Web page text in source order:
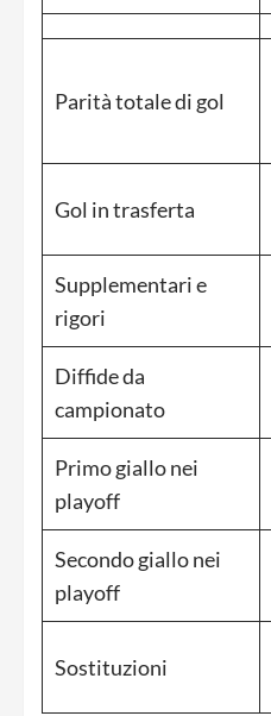
Parità totale di gol
Gol in trasferta
Supplementari e
rigori
Diffide da
campionato
Primo giallo nei
playoff
Secondo giallo nei
playoff
Sostituzioni